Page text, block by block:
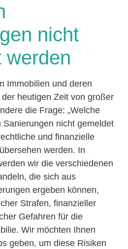
nicht
werden
Immobilien und deren
heutigen Zeit von großer
die Frage: „Welche
Sanierungen nicht gemeldet
und finanzielle
werden. In
wir die verschiedenen
die sich aus
ergeben können,
Strafen, finanzieller
Gefahren für die
Wir möchten Ihnen
geben, um diese Risiken